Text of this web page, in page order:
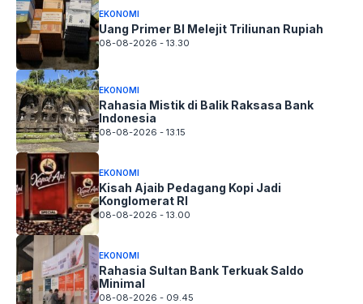
EKONOMI
Uang Primer BI Melejit Triliunan Rupiah
08-08-2026 - 13.30
EKONOMI
Rahasia Mistik di Balik Raksasa Bank
Indonesia
08-08-2026 - 13.15
EKONOMI
Kisah Ajaib Pedagang Kopi Jadi
Konglomerat RI
08-08-2026 - 13.00
EKONOMI
Rahasia Sultan Bank Terkuak Saldo
Minimal
08-08-2026 - 09.45